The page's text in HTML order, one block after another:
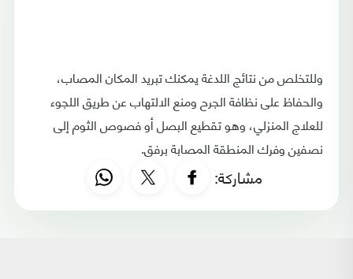
وللتخلص من نتائج اللدغة يمكنك تبريد المكان المصاب،
والحفاظ على نظافة الجرح ومنع الالتهاب عن طريق اللجوء
للعلاج المنزلي، وهو تقطيع البصل أو فصوص الثوم إلى
نصفين وفرك المنطقة المصابة برفق.
مشاركة: